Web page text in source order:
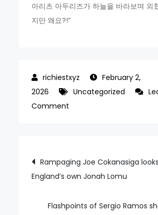
아리츠 아두리즈가 하늘을 바라보며 외
지만 왜요?!”
February 2,
2026
Uncategorized
Comment
a
one-
solution
Post
navigation
Rampaging Joe Cokanasiga
England’s own Jonah Lomu
Flashpoints of Sergio Ramos